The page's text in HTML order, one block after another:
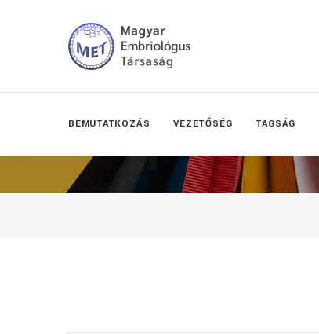
BEMUTATKOZÁS VEZETŐSÉG TAGSÁG